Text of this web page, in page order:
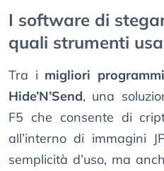
I software di
quali strumenti
Tra i migliori
Hide’N’Send, una
F5 che consente di
all’interno di immagini
semplicità d’uso, ma